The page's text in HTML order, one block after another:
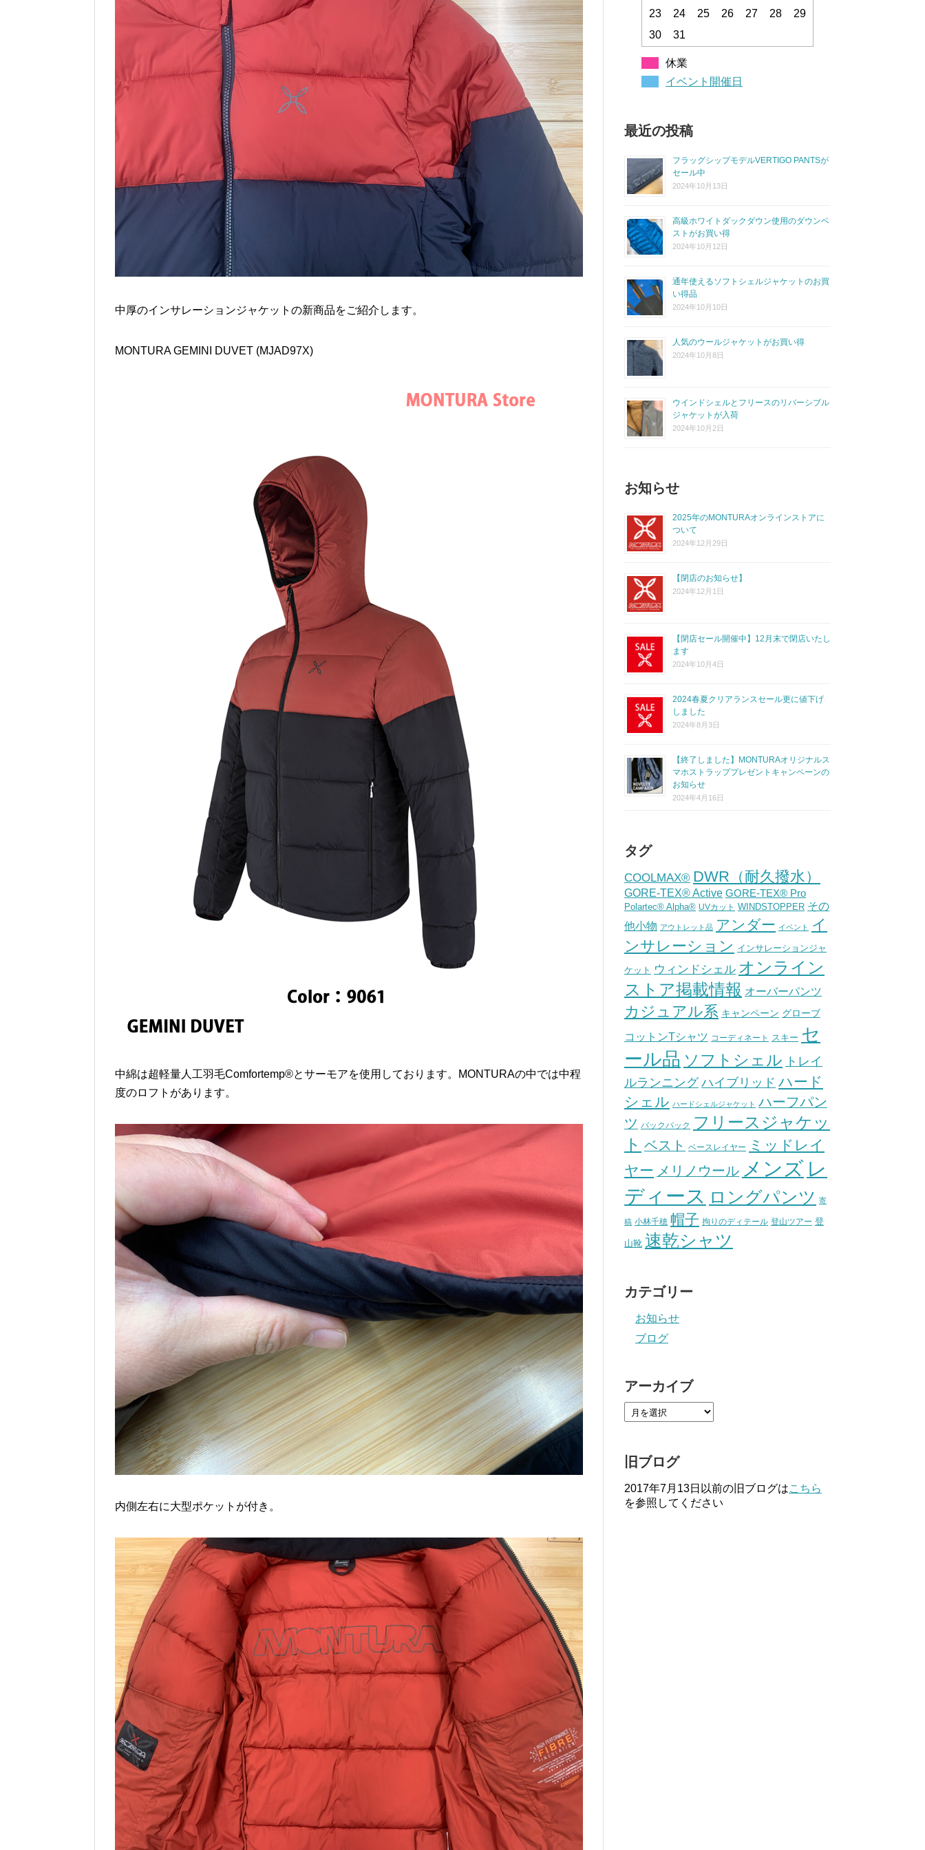
中厚のインサレーションジャケットの新商品をご紹介します。
MONTURA GEMINI DUVET (MJAD97X)
中綿は超軽量人工羽毛Comfortemp®とサーモアを使用しております。MONTURAの中では中程
度のロフトがあります。
内側左右に大型ポケットが付き。
23 24 25 26 27 28
29
30
31
休業
イベント開催日
最近の投稿
フラッグシップモデルVERTIGO PANTSが
セール中
2024年10月13日
高級ホワイトダックダウン使用のダウンベ
ストがお買い得
2024年10月12日
通年使えるソフトシェルジャケットのお買
い得品
2024年10月10日
人気のウールジャケットがお買い得
2024年10月8日
ウインドシェルとフリースのリバーシブル
ジャケットが入荷
2024年10月2日
お知らせ
2025年のMONTURAオンラインストアに
ついて
2024年12月29日
【閉店のお知らせ】
2024年12月1日
【閉店セール開催中】12月末で閉店いたし
ます
2024年10月4日
2024春夏クリアランスセール更に値下げ
しました
2024年8月3日
【終了しました】MONTURAオリジナルス
マホストラッププレゼントキャンペーンの
お知らせ
2024年4月16日
タグ
COOLMAX® DWR（耐久撥水）
GORE-TEX® Active GORE-TEX® Pro
Polartec® Alpha® UVカット WINDSTOPPER その
他小物 アウトレット品 アンダー イベント
イ
ンサレーション インサレーションジャ
ケット ウィンドシェル オンライン
ストア掲載情報 オーバーパンツ
カジュアル系 キャンペーン グローブ
コットンTシャツ コーディネート スキー セ
ール品 ソフトシェル トレイ
ルランニング ハイブリッド ハード
シェル ハードシェルジャケット ハーフパン
ツ バックパック
フリースジャケッ
ト ベスト ベースレイヤー
ミッドレイ
ヤー メリノウール メンズ レ
ディース ロングパンツ 寄
稿 小林千穂 帽子 拘りのディテール 登山ツアー 登
山靴 速乾シャツ
カテゴリー
お知らせ
ブログ
アーカイブ
旧ブログ
2017年7月13日以前の旧ブログはこちら
を参照してください